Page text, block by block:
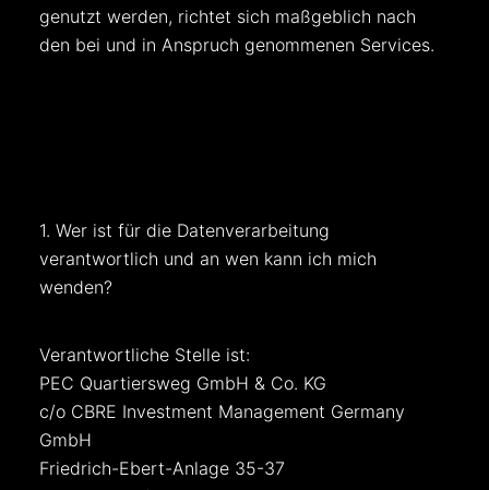
genutzt werden, richtet sich maßgeblich nach
den bei und in Anspruch genommenen Services.
1. Wer ist für die Datenverarbeitung
verantwortlich und an wen kann ich mich
wenden?
Verantwortliche Stelle ist:
PEC Quartiersweg GmbH & Co. KG
c/o CBRE Investment Management Germany
GmbH
Friedrich-Ebert-Anlage 35-37